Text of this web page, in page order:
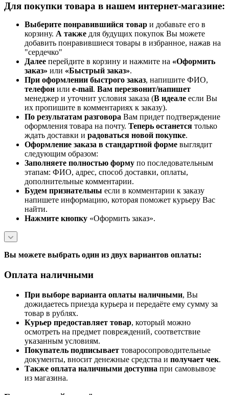
Для покупки товара в нашем интернет-магазине:
Выберите понравившийся товар и добавьте его в
корзину. А также для будущих покупок Вы можете
добавить понравившиеся товары в избранное, нажав на
"сердечко"
Далее перейдите в корзину и нажмите на «Оформить
заказ» или «Быстрый заказ».
При оформлении быстрого заказ, напишите ФИО,
телефон или e-mail. Вам перезвонит/напишет
менеджер и уточнит условия заказа (В идеале если Вы
их пропишите в комментариях к заказу).
По результатам разговора Вам придет подтверждение
оформления товара на почту. Теперь останется только
ждать доставки и радоваться новой покупке.
Оформление заказа в стандартной форме выглядит
следующим образом:
Заполняете полностью форму по последовательным
этапам: ФИО, адрес, способ доставки, оплаты,
дополнительные комментарии.
Будем признательны если в комментарии к заказу
напишете информацию, которая поможет курьеру Вас
найти.
Нажмите кнопку «Оформить заказ».
Вы можете выбрать один из двух вариантов оплаты:
Оплата наличными
При выборе варианта оплаты наличными, Вы
дожидаетесь приезда курьера и передаёте ему сумму за
товар в рублях.
Курьер предоставляет товар, который можно
осмотреть на предмет повреждений, соответствие
указанным условиям.
Покупатель подписывает товаросопроводительные
документы, вносит денежные средства и получает чек.
Также оплата наличными доступна при самовывозе
из магазина.